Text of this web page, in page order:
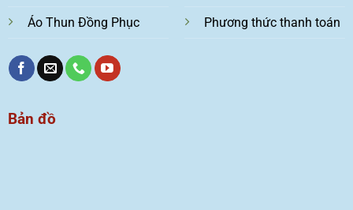
Áo Thun Đồng Phục Phương thức thanh toán
Bản đồ